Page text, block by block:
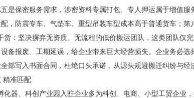
是保密服务需求，涉密资料专属打包、专人押运属于增值
，防震专车、气垫车、重型吊装车型成本高于普通货车；第
：坚决摒弃无资质、无流程的低价搬运团队，这类团队仅
备报废、工期延误，给企业带来巨大经营损失。企业务必
部写入书面合同，杜绝口头承诺，从源头规避搬迁纠纷与经
精准匹配
器、科创产业园入驻企业多为科创、电商、小型工贸企业